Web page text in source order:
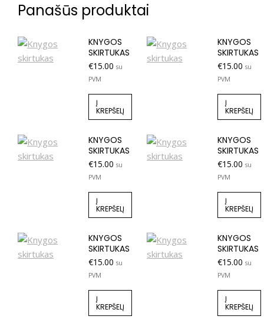
Panašūs produktai
KNYGOS
SKIRTUKAS
€15.00 su
PVM
Į
KREPŠELĮ
KNYGOS
SKIRTUKAS
€15.00 su
PVM
Į
KREPŠELĮ
KNYGOS
SKIRTUKAS
€15.00 su
PVM
Į
KREPŠELĮ
KNYGOS
SKIRTUKAS
€15.00 su
PVM
Į
KREPŠELĮ
KNYGOS
SKIRTUKAS
€15.00 su
PVM
Į
KREPŠELĮ
KNYGOS
SKIRTUKAS
€15.00 su
PVM
Į
KREPŠELĮ